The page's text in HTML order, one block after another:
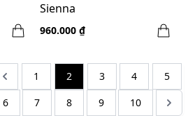
Sienna
960.000 ₫
1 2 3 4
5
6
7 8 9 10